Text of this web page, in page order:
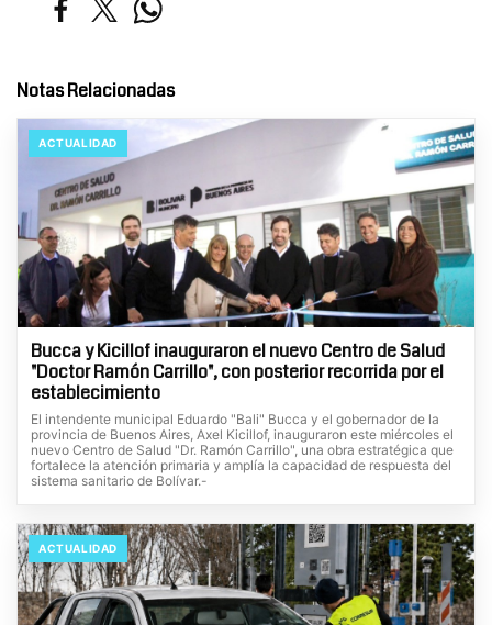
Notas Relacionadas
ACTUALIDAD
Bucca y Kicillof inauguraron el nuevo Centro de Salud
"Doctor Ramón Carrillo", con posterior recorrida por el
establecimiento
El intendente municipal Eduardo "Bali" Bucca y el gobernador de la
provincia de Buenos Aires, Axel Kicillof, inauguraron este miércoles el
nuevo Centro de Salud "Dr. Ramón Carrillo", una obra estratégica que
fortalece la atención primaria y amplía la capacidad de respuesta del
sistema sanitario de Bolívar.-
ACTUALIDAD